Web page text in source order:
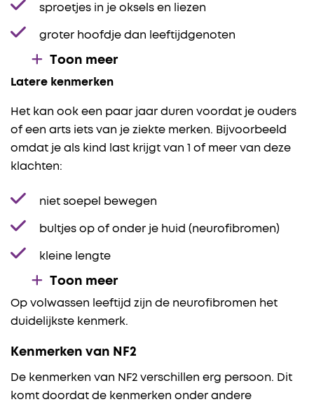
sproetjes in je oksels en liezen
groter hoofdje dan leeftijdgenoten
Toon meer
Latere kenmerken
Het kan ook een paar jaar duren voordat je ouders
of een arts iets van je ziekte merken. Bijvoorbeeld
omdat je als kind last krijgt van 1 of meer van deze
klachten:
niet soepel bewegen
bultjes op of onder je huid (neurofibromen)
kleine lengte
Toon meer
Op volwassen leeftijd zijn de neurofibromen het
duidelijkste kenmerk.
Kenmerken van NF2
De kenmerken van NF2 verschillen erg persoon. Dit
komt doordat de kenmerken onder andere